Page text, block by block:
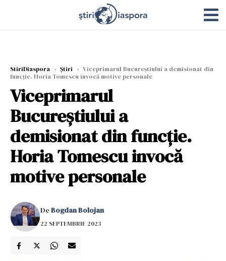
StiriDiaspora › Știri › Viceprimarul Bucureștiului a demisionat din
funcție. Horia Tomescu invocă motive personale
Viceprimarul
Bucureștiului a
demisionat din funcție.
Horia Tomescu invocă
motive personale
DeBogdan Bolojan
22 SEPTEMBRIE 2023